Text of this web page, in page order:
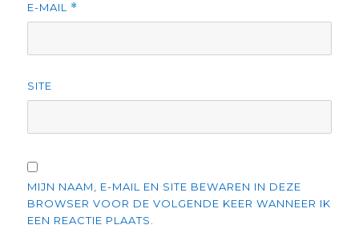
E-MAIL *
SITE
MIJN NAAM, E-MAIL EN SITE BEWAREN IN DEZE
BROWSER VOOR DE VOLGENDE KEER WANNEER IK
EEN REACTIE PLAATS.